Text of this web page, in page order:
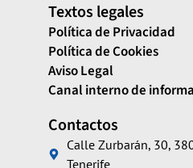
Textos legales
Política de Privacidad
Política de Cookies
Aviso Legal
Canal interno de
Contactos
Calle Zurbarán, 30,
Tenerife